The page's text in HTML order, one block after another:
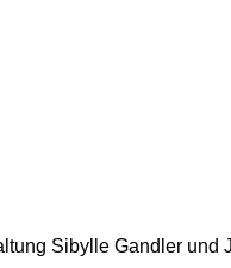
Sibylle Gandler und